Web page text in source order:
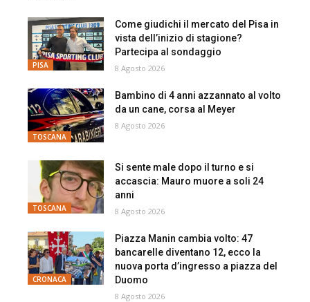
PISA
Come giudichi il mercato del Pisa in
vista dell’inizio di stagione?
Partecipa al sondaggio
8 Agosto 2026
TOSCANA
Bambino di 4 anni azzannato al volto
da un cane, corsa al Meyer
8 Agosto 2026
TOSCANA
Si sente male dopo il turno e si
accascia: Mauro muore a soli 24
anni
8 Agosto 2026
CRONACA
Piazza Manin cambia volto: 47
bancarelle diventano 12, ecco la
nuova porta d’ingresso a piazza del
Duomo
8 Agosto 2026